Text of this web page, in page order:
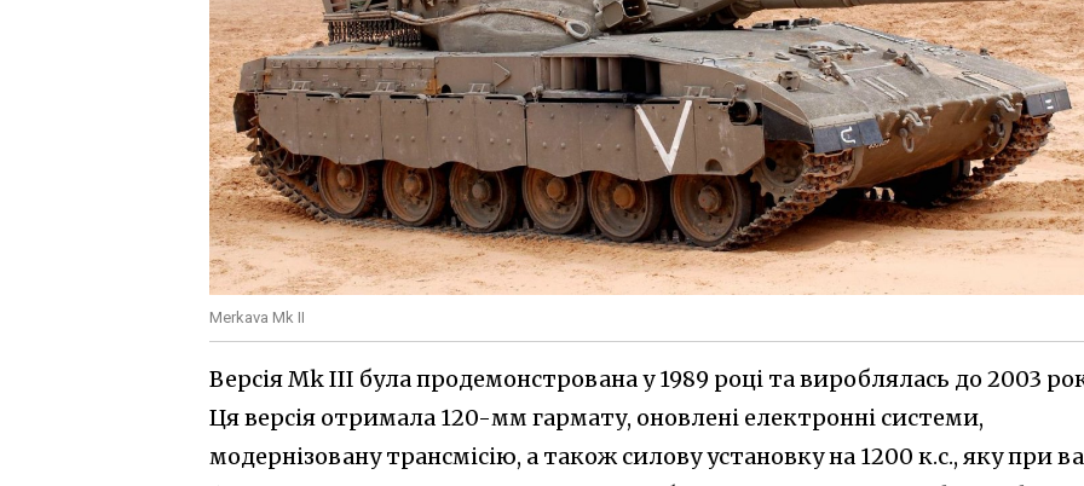
Merkava Mk II
Версія Mk III була продемонстрована у 1989 році та вироблялась до 2003
Ця версія отримала 120-мм гармату, оновлені електронні системи,
модернізовану трансмісію, а також силову установку на 1200 к.с., яку при